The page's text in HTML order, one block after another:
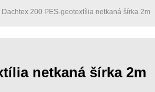
Dachtex 200 PES-geotextília netkaná šírka 2m
netkaná šírka 2m